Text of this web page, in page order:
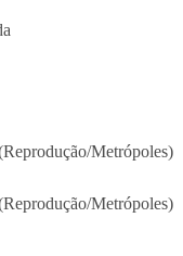
Metrópoles)
Metrópoles)